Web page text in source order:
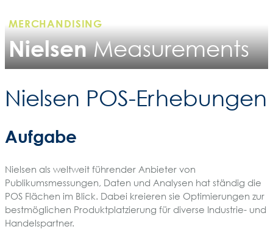
MERCHANDISING
NielsenMeasurements
Nielsen POS-Erhebungen
Aufgabe
Nielsen als weltweit führender Anbieter von
Publikumsmessungen, Daten und Analysen hat ständig die
POS Flächen im Blick. Dabei kreieren sie Optimierungen zur
bestmöglichen Produktplatzierung für diverse Industrie- und
Handelspartner.